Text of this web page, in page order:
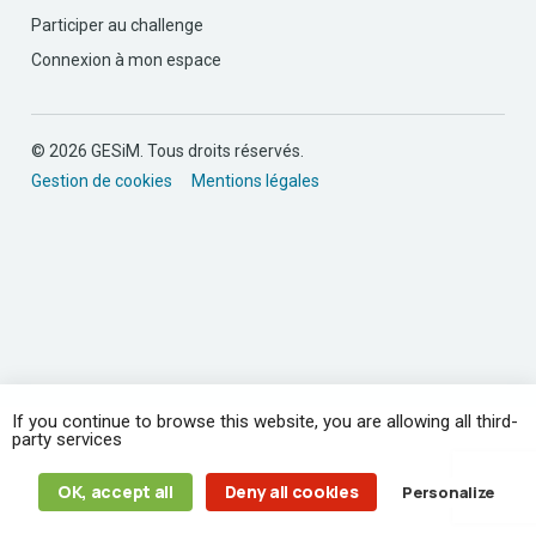
Participer au challenge
Connexion à mon espace
© 2026 GESiM. Tous droits réservés.
Gestion de cookies
Mentions légales
If you continue to browse this website, you are allowing all third-
party services
OK, accept all Deny all cookies Personalize